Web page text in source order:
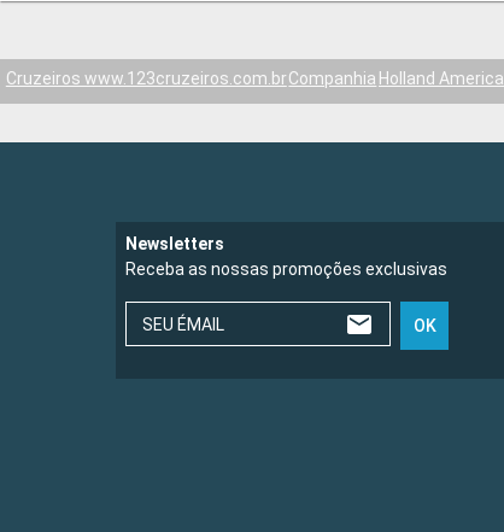
Cruzeiros www.123cruzeiros.com.brCompanhia Holland America
Newsletters
Receba as nossas promoções exclusivas
SEU ÉMAIL OK